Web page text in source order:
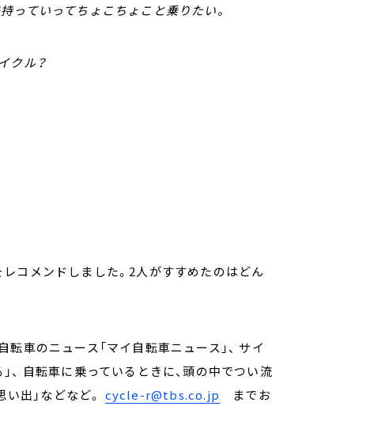
っていってちょこちょこと乗りたい。
クル？
コメンドしました。2人がすすめたのはどん
車のニュース「マイ自転車ニュース」、 サイ
、 自転車に乗っているときに、頭の中でつい流
出」などなど。 cycle-r@tbs.co.jp までお